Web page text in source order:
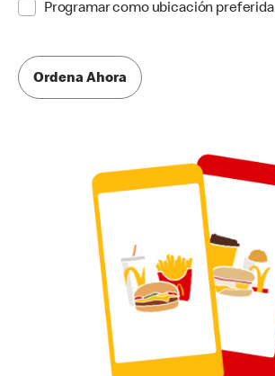
Programar como ubicación preferida
Ordena Ahora